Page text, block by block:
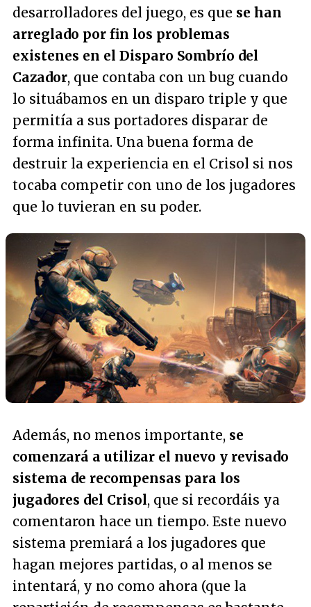
desarrolladores del juego, es que se han
arreglado por fin los problemas
existenes en el Disparo Sombrío del
Cazador, que contaba con un bug cuando
lo situábamos en un disparo triple y que
permitía a sus portadores disparar de
forma infinita. Una buena forma de
destruir la experiencia en el Crisol si nos
tocaba competir con uno de los jugadores
que lo tuvieran en su poder.
Además, no menos importante, se
comenzará a utilizar el nuevo y revisado
sistema de recompensas para los
jugadores del Crisol, que si recordáis ya
comentaron hace un tiempo. Este nuevo
sistema premiará a los jugadores que
hagan mejores partidas, o al menos se
intentará, y no como ahora (que la